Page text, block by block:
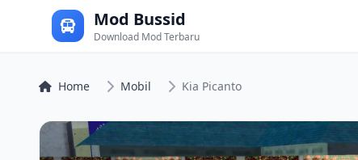
Mod Bussid
Download Mod Terbaru
Home Mobil Kia Picanto